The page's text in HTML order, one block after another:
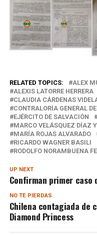
RELATED TOPICS:
ALEX
ALEXIS LATORRE HERRERA
CLAUDIA CÁRDENAS
CONTRALORÍA GENERAL
EJÉRCITO DE SALVACIÓN
MARCO VELÁSQUEZ DÍAZ
MARÍA ROJAS ALVARADO
RICARDO WAGNER BASILI
RODOLFO NORAMBUENA
UP NEXT
Confirman primer caso
NO TE PIERDAS
Chilena contagiada de
Diamond Princess